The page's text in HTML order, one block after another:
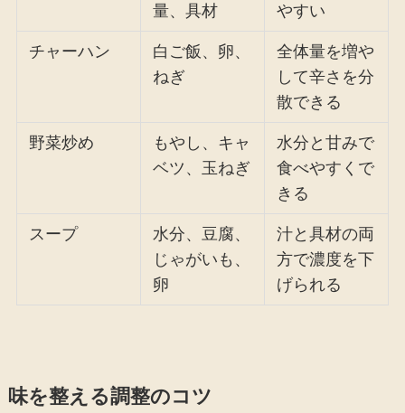
量、具材
やすい
チャーハン
白ご飯、卵、
ねぎ
全体量を増や
して辛さを分
散できる
野菜炒め
もやし、キャ
ベツ、玉ねぎ
水分と甘みで
食べやすくで
きる
スープ
水分、豆腐、
じゃがいも、
卵
汁と具材の両
方で濃度を下
げられる
味を整える調整のコツ